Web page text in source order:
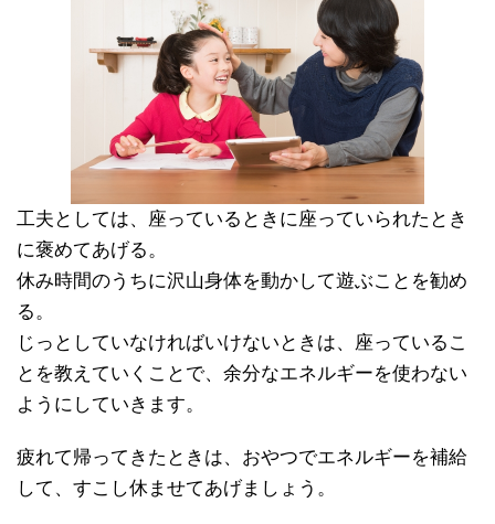
工夫としては、座っているときに座っていられたとき
に褒めてあげる。
休み時間のうちに沢山身体を動かして遊ぶことを勧め
る。
じっとしていなければいけないときは、座っているこ
とを教えていくことで、余分なエネルギーを使わない
ようにしていきます。
疲れて帰ってきたときは、おやつでエネルギーを補給
して、すこし休ませてあげましょう。